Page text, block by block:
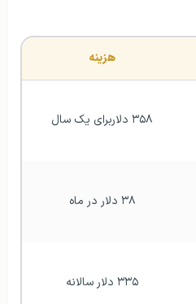
هزینه
۳۵۸ دلاربرای یک سال
۳۸ دلار در ماه
۳۳۵ دلار سالانه